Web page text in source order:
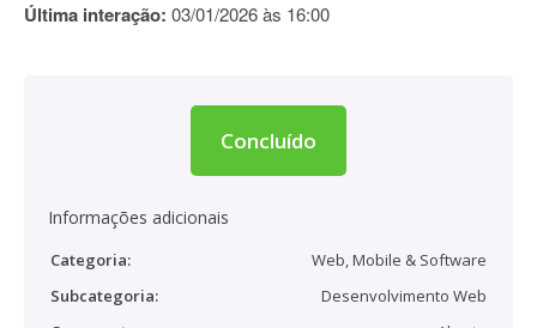
Última interação: 03/01/2026 às 16:00
Concluído
Informações adicionais
Categoria:
Web, Mobile & Software
Subcategoria:
Desenvolvimento Web